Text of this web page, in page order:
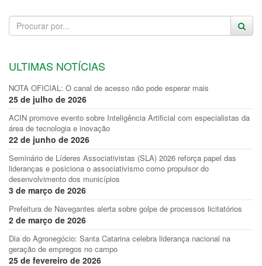
ULTIMAS NOTÍCIAS
NOTA OFICIAL: O canal de acesso não pode esperar mais
25 de julho de 2026
ACIN promove evento sobre Inteligência Artificial com especialistas da
área de tecnologia e inovação
22 de junho de 2026
Seminário de Líderes Associativistas (SLA) 2026 reforça papel das
lideranças e posiciona o associativismo como propulsor do
desenvolvimento dos municípios
3 de março de 2026
Prefeitura de Navegantes alerta sobre golpe de processos licitatórios
2 de março de 2026
Dia do Agronegócio: Santa Catarina celebra liderança nacional na
geração de empregos no campo
25 de fevereiro de 2026